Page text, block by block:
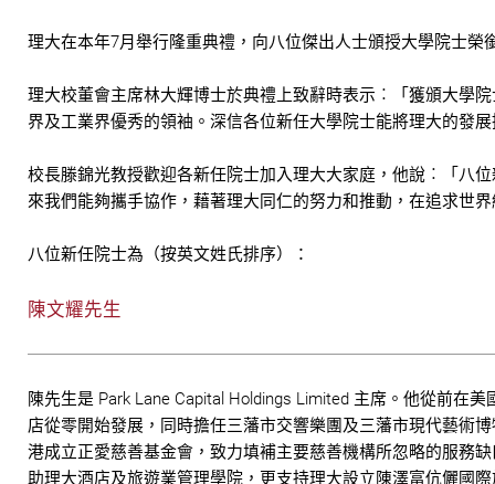
理大在本年7月舉行隆重典禮，向八位傑出人士頒授大學院士榮
理大校董會主席林大輝博士於典禮上致辭時表示︰「獲頒大學
界及工業界優秀的領袖。深信各位新任大學院士能將理大的發
校長滕錦光教授歡迎各新任院士加入理大大家庭，他說︰「八
來我們能夠攜手協作，藉著理大同仁的努力和推動，在追求世
八位新任院士為（按英文姓氏排序）：
陳文耀先生
陳先生是 Park Lane Capital Holdings Limited 主席。他從前在
店從零開始發展，同時擔任三藩市交響樂團及三藩市現代藝術
港成立正愛慈善基金會，致力填補主要慈善機構所忽略的服務
助理大酒店及旅遊業管理學院，更支持理大設立陳澤富伉儷國